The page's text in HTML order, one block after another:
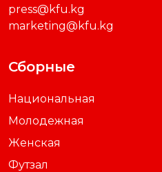
press@kfu.kg
marketing@kfu.kg
Сборные
Национальная
Молодежная
Женская
Футзал